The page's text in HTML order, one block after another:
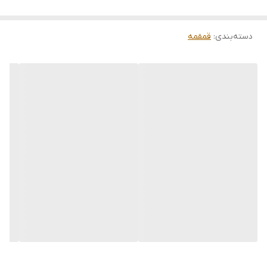
دسته‌بندی: قمقمه